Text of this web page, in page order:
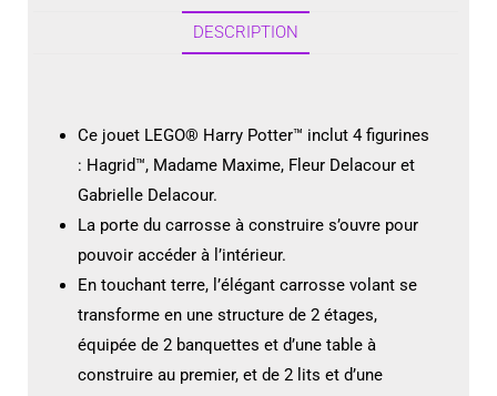
DESCRIPTION
Ce jouet LEGO® Harry Potter™ inclut 4 figurines
: Hagrid™, Madame Maxime, Fleur Delacour et
Gabrielle Delacour.
La porte du carrosse à construire s’ouvre pour
pouvoir accéder à l’intérieur.
En touchant terre, l’élégant carrosse volant se
transforme en une structure de 2 étages,
équipée de 2 banquettes et d’une table à
construire au premier, et de 2 lits et d’une